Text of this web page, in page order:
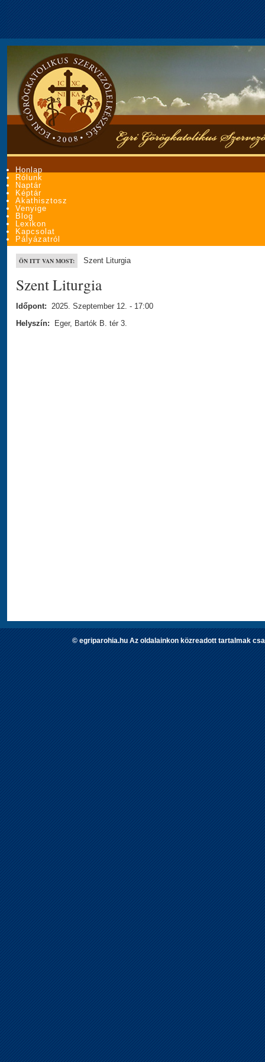
Honlap
Rólunk
Naptár
Képtár
Akathisztosz
Venyige
Blog
Lexikon
Kapcsolat
Pályázatról
ÖN ITT VAN MOST: Szent Liturgia
Szent Liturgia
Időpont: 2025. Szeptember 12. - 17:00
Helyszín:
Eger, Bartók B. tér 3.
© egriparohia.hu Az oldalainkon közreadott tartalmak